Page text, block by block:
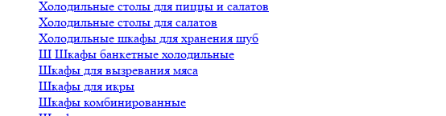
Холодильные столы для пиццы и салатов
Холодильные столы для салатов
Холодильные шкафы для хранения шуб
Ш Шкафы банкетные холодильные
Шкафы для вызревания мяса
Шкафы для икры
Шкафы комбинированные